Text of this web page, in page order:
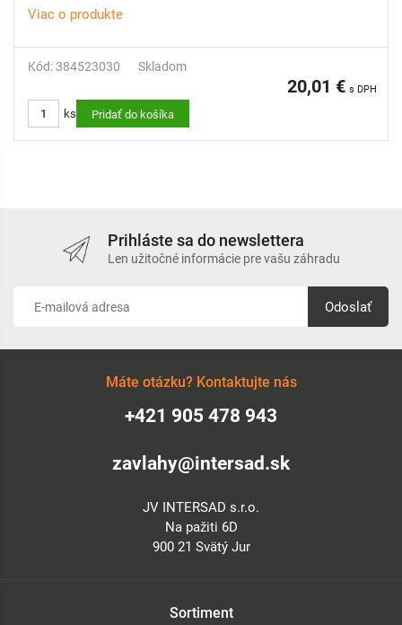
Viac o produkte
Kód: 384523030 Skladom
20,01 € s DPH
ks Pridať do košíka
Prihláste sa do newslettera
Len užitočné informácie pre vašu záhradu
Odoslať
Máte otázku? Kontaktujte nás
+421 905 478 943
zavlahy@intersad.sk
JV INTERSAD s.r.o.
Na pažiti 6D
900 21 Svätý Jur
Sortiment